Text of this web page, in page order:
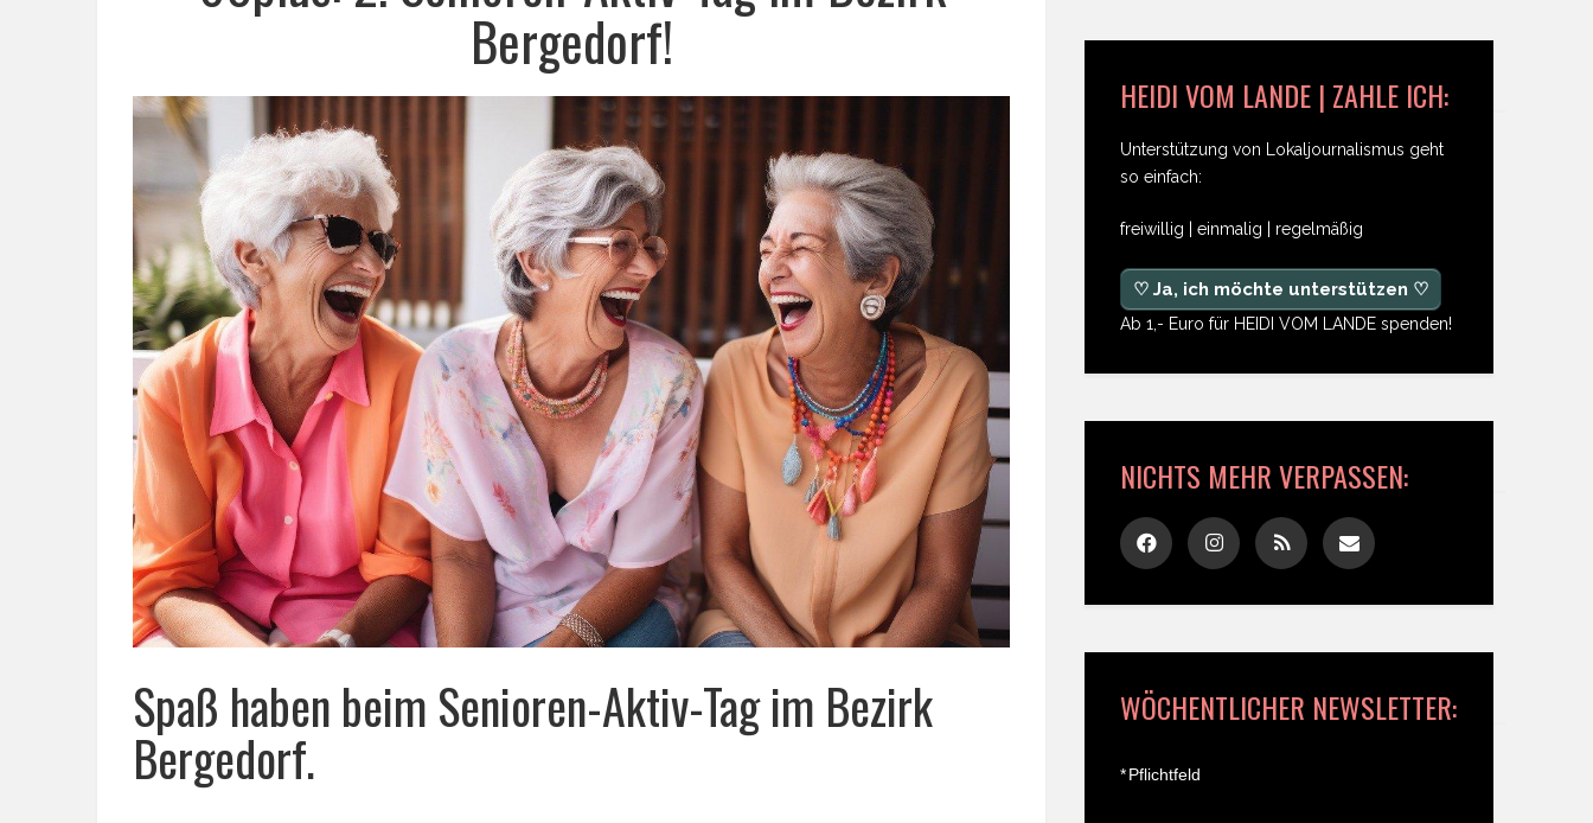
Bergedorf!
Spaß haben beim Senioren-Aktiv-Tag im Bezirk
Bergedorf.
HEIDI VOM LANDE | ZAHLE ICH:
Unterstützung von Lokaljournalismus geht
so einfach:
freiwillig | einmalig | regelmäßig
♡ Ja, ich möchte unterstützen ♡
Ab 1,- Euro für HEIDI VOM LANDE spenden!
NICHTS MEHR VERPASSEN:
WÖCHENTLICHER NEWSLETTER:
*Pflichtfeld